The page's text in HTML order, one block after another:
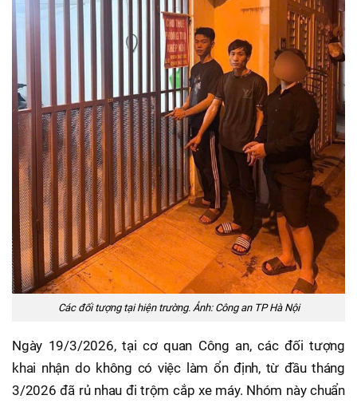
Các đối tượng tại hiện trường. Ảnh: Công an TP Hà Nội
Ngày 19/3/2026, tại cơ quan Công an, các đối tượng
khai nhận do không có việc làm ổn định, từ đầu tháng
3/2026 đã rủ nhau đi trộm cắp xe máy. Nhóm này chuẩn